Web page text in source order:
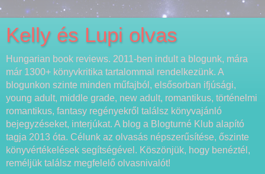
Kelly és Lupi olvas
Hungarian book reviews. 2011-ben indult a blogunk, mára
már 1300+ könyvkritika tartalommal rendelkezünk. A
blogunkon szinte minden műfajból, elsősorban ifjúsági,
young adult, middle grade, new adult, romantikus, történelmi
romantikus, fantasy regényekről találsz könyvajánló
bejegyzéseket, interjúkat. A blog a Blogturné Klub alapító
tagja 2013 óta. Célunk az olvasás népszerűsítése, őszinte
könyvértékelések segítségével. Köszönjük, hogy benéztél,
reméljük találsz megfelelő olvasnivalót!